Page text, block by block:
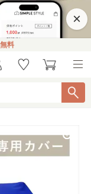
×
料